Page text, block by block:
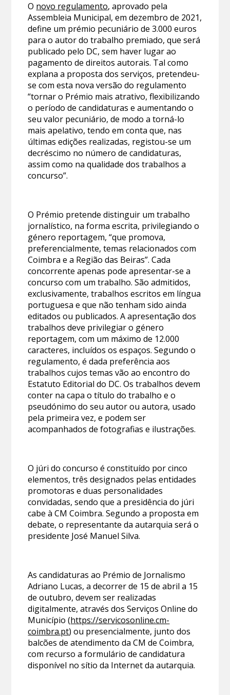
O novo regulamento, aprovado pela
Assembleia Municipal, em dezembro de 2021,
define um prémio pecuniário de 3.000 euros
para o autor do trabalho premiado, que será
publicado pelo DC, sem haver lugar ao
pagamento de direitos autorais. Tal como
explana a proposta dos serviços, pretendeu-
se com esta nova versão do regulamento
“tornar o Prémio mais atrativo, flexibilizando
o período de candidaturas e aumentando o
seu valor pecuniário, de modo a torná-lo
mais apelativo, tendo em conta que, nas
últimas edições realizadas, registou-se um
decréscimo no número de candidaturas,
assim como na qualidade dos trabalhos a
concurso”.
O Prémio pretende distinguir um trabalho
jornalístico, na forma escrita, privilegiando o
género reportagem, “que promova,
preferencialmente, temas relacionados com
Coimbra e a Região das Beiras”. Cada
concorrente apenas pode apresentar-se a
concurso com um trabalho. São admitidos,
exclusivamente, trabalhos escritos em língua
portuguesa e que não tenham sido ainda
editados ou publicados. A apresentação dos
trabalhos deve privilegiar o género
reportagem, com um máximo de 12.000
caracteres, incluídos os espaços. Segundo o
regulamento, é dada preferência aos
trabalhos cujos temas vão ao encontro do
Estatuto Editorial do DC. Os trabalhos devem
conter na capa o título do trabalho e o
pseudónimo do seu autor ou autora, usado
pela primeira vez, e podem ser
acompanhados de fotografias e ilustrações.
O júri do concurso é constituído por cinco
elementos, três designados pelas entidades
promotoras e duas personalidades
convidadas, sendo que a presidência do júri
cabe à CM Coimbra. Segundo a proposta em
debate, o representante da autarquia será o
presidente José Manuel Silva.
As candidaturas ao Prémio de Jornalismo
Adriano Lucas, a decorrer de 15 de abril a 15
de outubro, devem ser realizadas
digitalmente, através dos Serviços Online do
Município (https://servicosonline.cm-
coimbra.pt) ou presencialmente, junto dos
balcões de atendimento da CM de Coimbra,
com recurso a formulário de candidatura
disponível no sítio da Internet da autarquia.